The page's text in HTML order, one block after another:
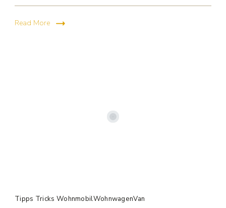
Read More
Tipps Tricks WohnmobilWohnwagenVan